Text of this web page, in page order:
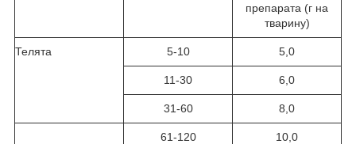
препарата (г на
тварину)
Телята 5-10 5,0
11-30 6,0
31-60 8,0
61-120 10,0